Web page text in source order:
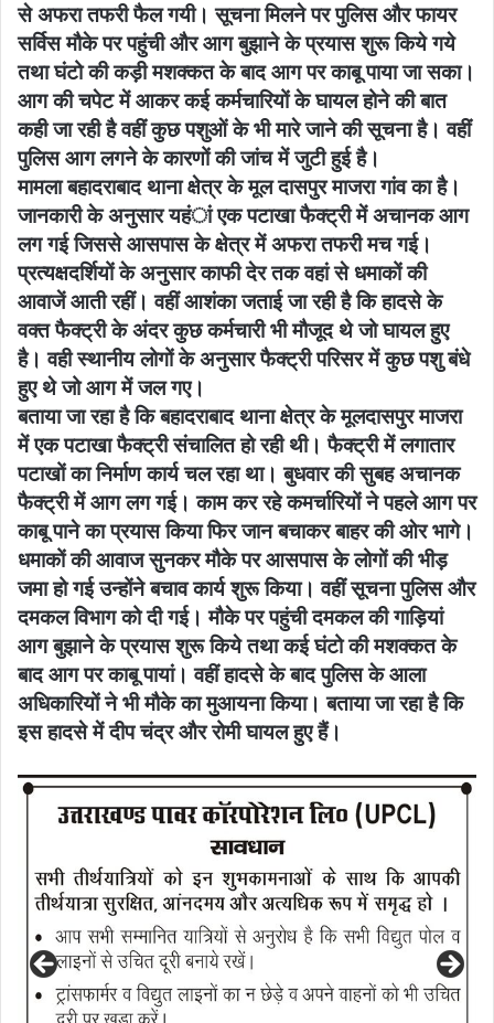
से अफरा तफरी फैल गयी। सूचना मिलने पर पुलिस और फायर
सर्विस मौके पर पहुंची और आग बुझाने के प्रयास शुरू किये गये
तथा घंटो की कड़ी मशक्कत के बाद आग पर काबू पाया जा सका।
आग की चपेट में आकर कई कर्मचारियों के घायल होने की बात
कही जा रही है वहीं कुछ पशुओं के भी मारे जाने की सूचना है। वहीं
पुलिस आग लगने के कारणों की जांच में जुटी हुई है।
मामला बहादराबाद थाना क्षेत्र के मूल दासपुर माजरा गांव का है।
जानकारी के अनुसार यहंां एक पटाखा फैक्ट्री में अचानक आग
लग गई जिससे आसपास के क्षेत्र में अफरा तफरी मच गई।
प्रत्यक्षदर्शियों के अनुसार काफी देर तक वहां से धमाकों की
आवाजें आती रहीं। वहीं आशंका जताई जा रही है कि हादसे के
वक्त फैक्ट्री के अंदर कुछ कर्मचारी भी मौजूद थे जो घायल हुए
है। वही स्थानीय लोगों के अनुसार फैक्ट्री परिसर में कुछ पशु बंधे
हुए थे जो आग में जल गए।
बताया जा रहा है कि बहादराबाद थाना क्षेत्र के मूलदासपुर माजरा
में एक पटाखा फैक्ट्री संचालित हो रही थी। फैक्ट्री में लगातार
पटाखों का निर्माण कार्य चल रहा था। बुधवार की सुबह अचानक
फैक्ट्री में आग लग गई। काम कर रहे कमर्चारियों ने पहले आग पर
काबू पाने का प्रयास किया फिर जान बचाकर बाहर की ओर भागे।
धमाकों की आवाज सुनकर मौके पर आसपास के लोगों की भीड़
जमा हो गई उन्होंने बचाव कार्य शुरू किया। वहीं सूचना पुलिस और
दमकल विभाग को दी गई। मौके पर पहुंची दमकल की गाड़ियां
आग बुझाने के प्रयास शुरू किये तथा कई घंटो की मशक्कत के
बाद आग पर काबू पायां। वहीं हादसे के बाद पुलिस के आला
अधिकारियों ने भी मौके का मुआयना किया। बताया जा रहा है कि
इस हादसे में दीप चंद्र और रोमी घायल हुए हैं।